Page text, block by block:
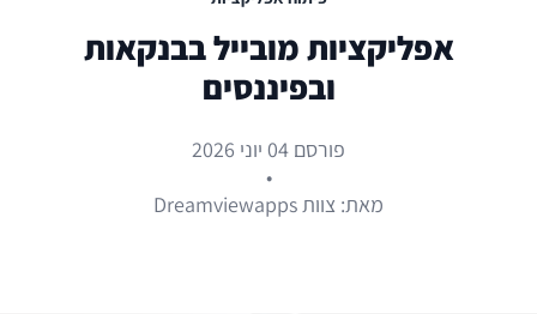
אפליקציות מובייל בבנקאות
ובפיננסים
פורסם 04 יוני 2026
•
מאת: צוות Dreamviewapps